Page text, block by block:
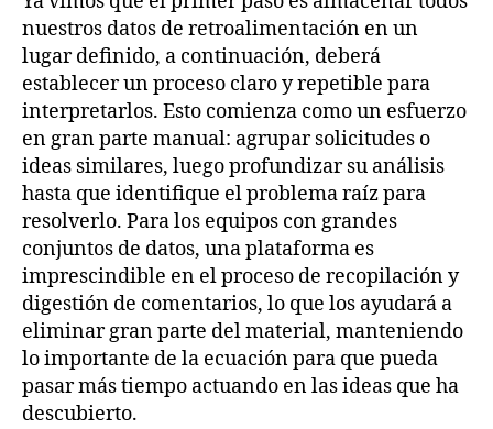
nuestros datos de retroalimentación en un
lugar definido, a continuación, deberá
establecer un proceso claro y repetible para
interpretarlos. Esto comienza como un esfuerzo
en gran parte manual: agrupar solicitudes o
ideas similares, luego profundizar su análisis
hasta que identifique el problema raíz para
resolverlo. Para los equipos con grandes
conjuntos de datos, una plataforma es
imprescindible en el proceso de recopilación y
digestión de comentarios, lo que los ayudará a
eliminar gran parte del material, manteniendo
lo importante de la ecuación para que pueda
pasar más tiempo actuando en las ideas que ha
descubierto.